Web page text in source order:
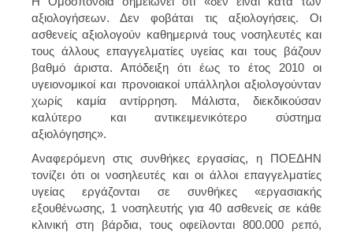
αξιολογήσεων. Δεν φοβάται τις αξιολογήσεις. Οι
ασθενείς αξιολογούν καθημερινά τους νοσηλευτές και
τους άλλους επαγγελματίες υγείας και τους βάζουν
βαθμό άριστα. Απόδειξη ότι έως το έτος 2010 οι
υγειονομικοί και προνοιακοί υπάλληλοι αξιολογούνταν
χωρίς καμία αντίρρηση. Μάλιστα, διεκδικούσαν
καλύτερο και αντικειμενικότερο σύστημα
αξιολόγησης».
Αναφερόμενη στις συνθήκες εργασίας, η ΠΟΕΔΗΝ
τονίζει ότι οι νοσηλευτές και οι άλλοι επαγγελματίες
υγείας εργάζονται σε συνθήκες «εργασιακής
εξουθένωσης, 1 νοσηλευτής για 40 ασθενείς σε κάθε
κλινική στη βάρδια, τους οφείλονται 800.000 ρεπό,